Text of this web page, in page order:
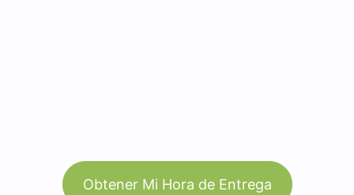
Obtener Mi Hora de Entrega